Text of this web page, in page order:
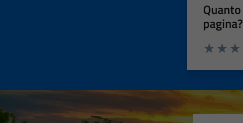
pagina?